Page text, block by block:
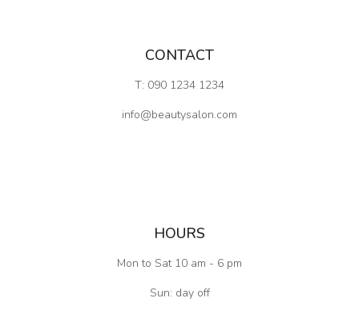
CONTACT
T: 090 1234 1234
info@beautysalon.com
HOURS
Mon to Sat 10 am - 6 pm
Sun: day off